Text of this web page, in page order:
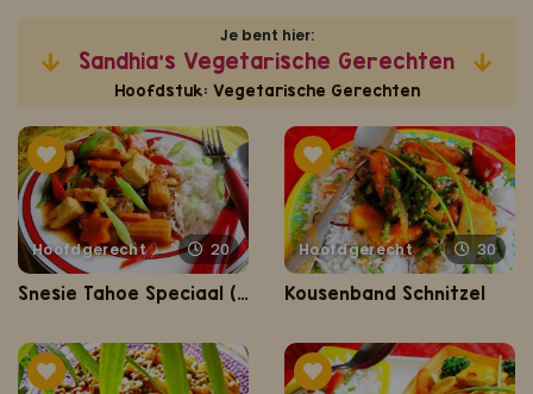
Je bent hier:
Sandhia's Vegetarische Gerechten
Hoofdstuk: Vegetarische Gerechten
Hoofdgerecht 20
Snesie Tahoe Speciaal (zoet-zure tahoe met Basmati rijst)
Hoofdgerecht 30
Kousenband Schnitzel